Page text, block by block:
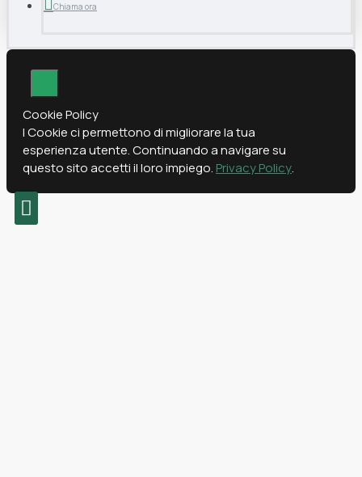
Chiama ora
Cookie Policy
I Cookie ci permettono di migliorare la tua
esperienza utente. Continuando a navigare su
questo sito accetti il loro impiego. Privacy Policy.